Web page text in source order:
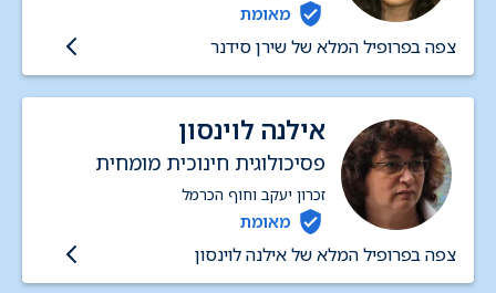
מאומת
צפה בפרופיל המלא של שירן סידנר
אילנה לוינסון
פסיכולוגית חינוכית מומחית
זכרון יעקב וחוף הכרמל
מאומת
צפה בפרופיל המלא של אילנה לוינסון